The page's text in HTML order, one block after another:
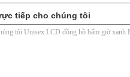
tiếp cho chúng tôi